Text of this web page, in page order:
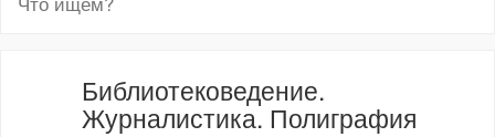
Библиотековедение.
Журналистика. Полиграфия